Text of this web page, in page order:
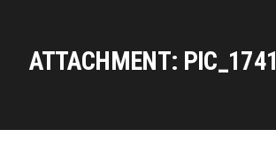
ATTACHMENT: PIC_1741